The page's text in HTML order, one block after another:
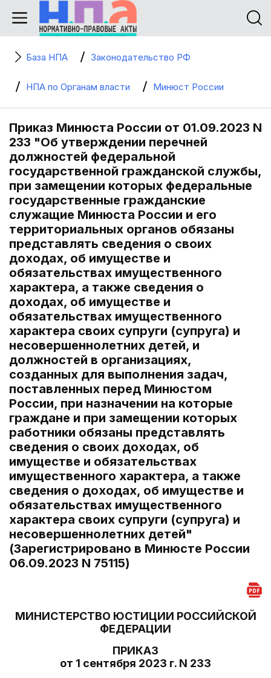
База НПА Законодательство РФ
НПА по Органам власти Минюст России
Приказ Минюста России от 01.09.2023 N
233 "Об утверждении перечней
должностей федеральной
государственной гражданской службы,
при замещении которых федеральные
государственные гражданские
служащие Минюста России и его
территориальных органов обязаны
представлять сведения о своих
доходах, об имуществе и
обязательствах имущественного
характера, а также сведения о
доходах, об имуществе и
обязательствах имущественного
характера своих супруги (супруга) и
несовершеннолетних детей, и
должностей в организациях,
созданных для выполнения задач,
поставленных перед Минюстом
России, при назначении на которые
граждане и при замещении которых
работники обязаны представлять
сведения о своих доходах, об
имуществе и обязательствах
имущественного характера, а также
сведения о доходах, об имуществе и
обязательствах имущественного
характера своих супруги (супруга) и
несовершеннолетних детей"
(Зарегистрировано в Минюсте России
06.09.2023 N 75115)
МИНИСТЕРСТВО ЮСТИЦИИ РОССИЙСКОЙ
ФЕДЕРАЦИИ
ПРИКАЗ
от 1 сентября 2023 г. N 233